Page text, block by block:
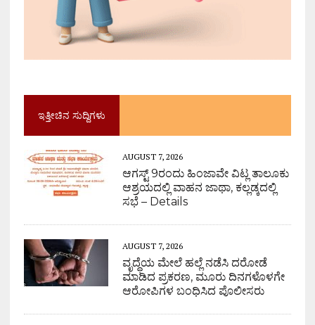
ಇತ್ತೀಚಿನ ಸುದ್ದಿಗಳು
AUGUST 7, 2026
ಆಗಸ್ಟ್ 9ರಂದು ಹಿಂಜಾವೇ ವಿಟ್ಲ ತಾಲೂಕು
ಆಶ್ರಯದಲ್ಲಿ ವಾಹನ ಜಾಥಾ, ಕಲ್ಲಡ್ಕದಲ್ಲಿ
ಸಭೆ – Details
AUGUST 7, 2026
ವೃದ್ಧೆಯ ಮೇಲೆ ಹಲ್ಲೆ ನಡೆಸಿ ದರೋಡೆ
ಮಾಡಿದ ಪ್ರಕರಣ, ಮೂರು ದಿನಗಳೊಳಗೇ
ಆರೋಪಿಗಳ ಬಂಧಿಸಿದ ಪೊಲೀಸರು